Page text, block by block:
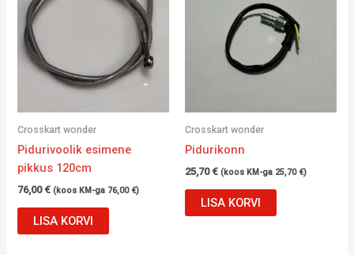
Crosskart wonder
Pidurivoolik esimene
pikkus 120cm
76,00€ (koos KM-ga 76,00 €)
LISA KORVI
Crosskart wonder
Pidurikonn
25,70€ (koos KM-ga 25,70 €)
LISA KORVI